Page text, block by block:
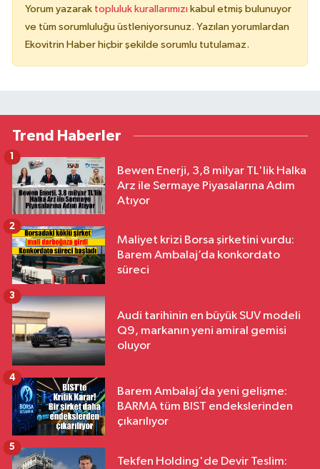
Yorum yazarak topluluk kurallarımızı kabul etmiş bulunuyor
ve tüm sorumluluğu üstleniyorsunuz. Yazılan yorumlardan
Ekovitrin Haber hiçbir şekilde sorumlu tutulamaz.
Trend Haberler
Bewen Enerji, 3,8 milyar TL'lik Halka
Arz ile Sermaye Piyasalarına Adım
Atıyor
1
Maliyet krizi Borsa şirketini vurdu:
Barem Ambalaj’da konkordato
süreci
2
Audi tarihinin en büyük SUV modeli
Q9, markanın yeni amiral gemisi
oluyor
3
Barem Ambalaj’da yeni gelişme:
BARMA tüm BIST endekslerinden
çıkarılıyor
4
Tekfen Holding'de Devir Teslim:
5